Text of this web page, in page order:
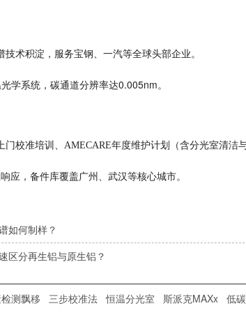
技术积淀，服务宝钢、一汽等全球头部企业。
学系统，碳通道分辨率达0.005nm。
门校准培训、 AMECARE年度维护计划（含分光室清洁
应，备件库覆盖广州、武汉等核心城市。
如何制样？
区分再生铝与原生铝？
测飘移 三步校准法 恒温分光室 斯派克MAXx 低